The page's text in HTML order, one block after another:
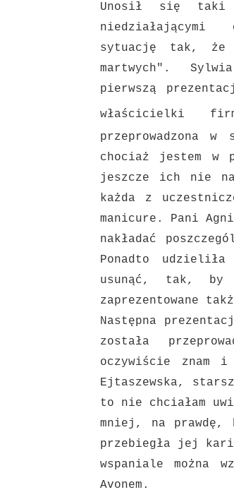
Unosił się taki
niedziałającymi
sytuację tak, że
martwych".
pierwszą
właścicielki
przeprowadzona
chociaż jestem w
jeszcze ich nie
każda z
manicure. Pani
nakładać
Ponadto
usunąć, tak, by
zaprezentowane
Następna
została
oczywiście znam
Ejtaszewska,
to nie chciałam
mniej, na prawdę,
przebiegła jej
wspaniale można
Avonem.